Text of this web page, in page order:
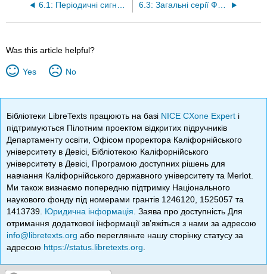
Was this article helpful?
Yes No
Бібліотеки LibreTexts працюють на базі NICE CXone Expert і
підтримуються Пілотним проектом відкритих підручників
Департаменту освіти, Офісом проректора Каліфорнійського
університету в Девісі, Бібліотекою Каліфорнійського
університету в Девісі, Програмою доступних рішень для
навчання Каліфорнійського державного університету та Merlot.
Ми також визнаємо попередню підтримку Національного
наукового фонду під номерами грантів 1246120, 1525057 та
1413739. Юридична інформація . Заява про доступність Для
отримання додаткової інформації зв’яжіться з нами за адресою
info@libretexts.org або перегляньте нашу сторінку статусу за
адресою https://status.libretexts.org